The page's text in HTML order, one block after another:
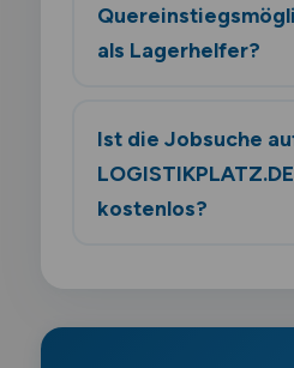
als Lagerhelfer?
Ist die Jobsuche
LOGISTIKPLATZ.DE
kostenlos?